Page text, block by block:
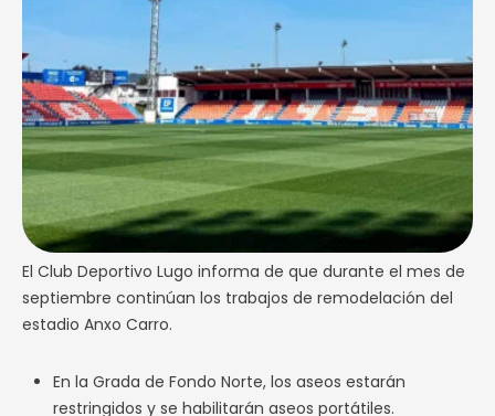
El Club Deportivo Lugo informa de que durante el mes de
septiembre continúan los trabajos de remodelación del
estadio Anxo Carro.
En la Grada de Fondo Norte, los aseos estarán
restringidos y se habilitarán aseos portátiles.